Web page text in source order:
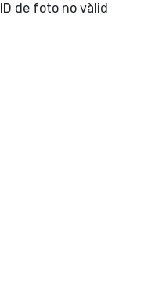
ID de foto no vàlid